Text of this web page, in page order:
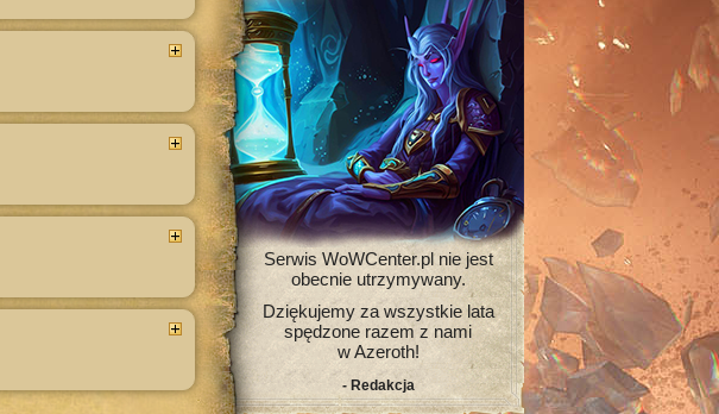
Serwis WoWCenter.pl nie jest
obecnie utrzymywany.
Dziękujemy za wszystkie lata
spędzone razem z nami
w Azeroth!
- Redakcja